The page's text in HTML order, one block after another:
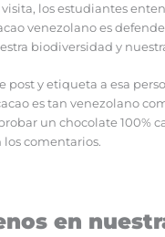
visita, los estudiantes
venezolano es
biodiversidad y
post y etiqueta a esa
es tan venezolano
un chocolate 100%
los comentarios.
en